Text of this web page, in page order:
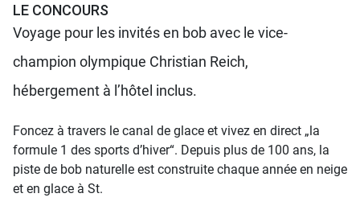
LE CONCOURS
Voyage pour les invités en bob avec le vice-
champion olympique Christian Reich,
hébergement à l’hôtel inclus.
Foncez à travers le canal de glace et vivez en direct „la
formule 1 des sports d’hiver“. Depuis plus de 100 ans, la
piste de bob naturelle est construite chaque année en neige
et en glace à St.